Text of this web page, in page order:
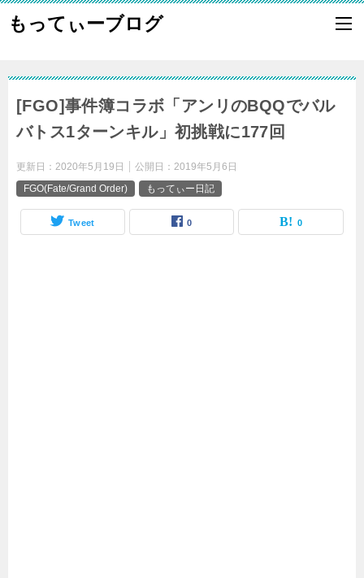
もってぃーブログ
[FGO]事件簿コラボ「アンリのBQQでバル
バトス1ターンキル」初挑戦に177回
更新日： 2020年5月19日 公開日： 2019年5月6日
FGO(Fate/Grand Order)
もってぃー日記
Tweet 0 0